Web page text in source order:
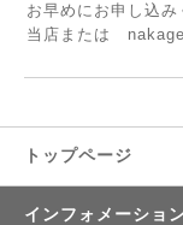
お早めにお申し込み
当店または
トップページ
インフォメーショ